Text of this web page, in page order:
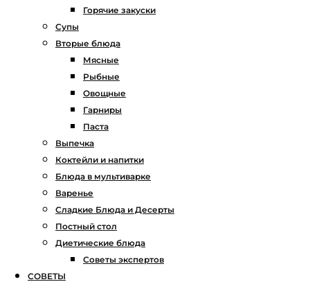
Горячие закуски
Супы
Вторые блюда
Мясные
Рыбные
Овощные
Гарниры
Паста
Выпечка
Коктейли и напитки
Блюда в мультиварке
Варенье
Сладкие Блюда и Десерты
Постный стол
Диетические блюда
Советы экспертов
СОВЕТЫ